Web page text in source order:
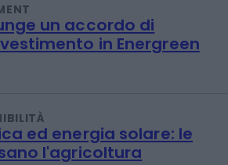
un accordo di
in Energreen
ed energia solare: le
l'agricoltura